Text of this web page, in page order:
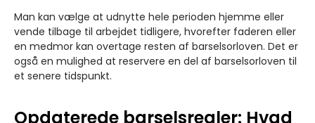
Man kan vælge at udnytte hele perioden hjemme eller
vende tilbage til arbejdet tidligere, hvorefter faderen eller
en medmor kan overtage resten af barselsorloven. Det er
også en mulighed at reservere en del af barselsorloven til
et senere tidspunkt.
Opdaterede barselsregler: Hvad